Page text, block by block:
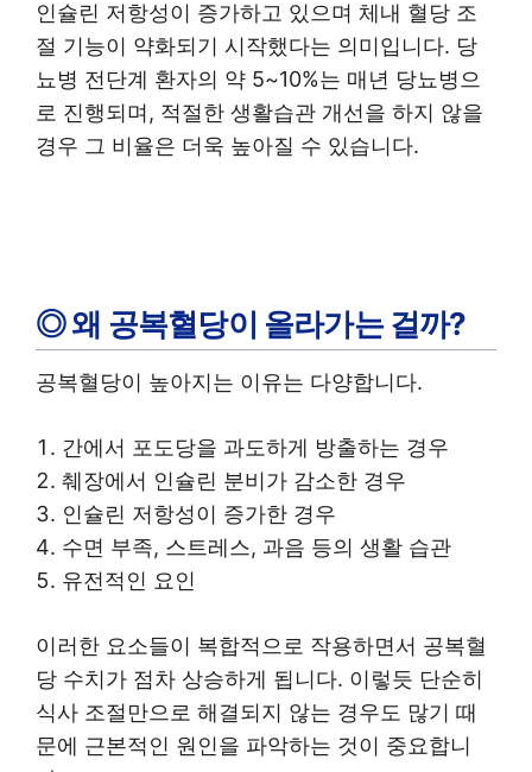
인슐린 저항성이 증가하고 있으며 체내 혈당 조
절 기능이 약화되기 시작했다는 의미입니다. 당
뇨병 전단계 환자의 약 5~10%는 매년 당뇨병으
로 진행되며, 적절한 생활습관 개선을 하지 않을
경우 그 비율은 더욱 높아질 수 있습니다.
◎ 왜 공복혈당이 올라가는 걸까?
공복혈당이 높아지는 이유는 다양합니다.
간에서 포도당을 과도하게 방출하는 경우
췌장에서 인슐린 분비가 감소한 경우
인슐린 저항성이 증가한 경우
수면 부족, 스트레스, 과음 등의 생활 습관
유전적인 요인
이러한 요소들이 복합적으로 작용하면서 공복혈
당 수치가 점차 상승하게 됩니다. 이렇듯 단순히
식사 조절만으로 해결되지 않는 경우도 많기 때
문에 근본적인 원인을 파악하는 것이 중요합니